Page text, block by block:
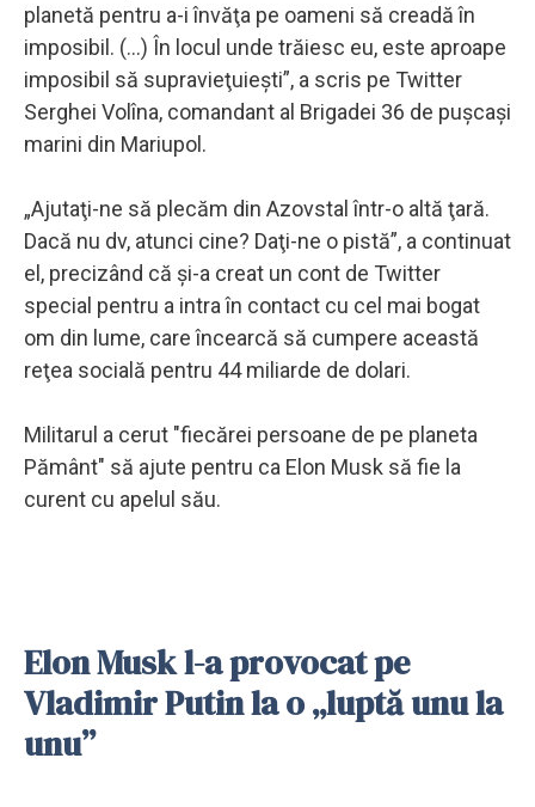
planetă pentru a-i învăţa pe oameni să creadă în
imposibil. (...) În locul unde trăiesc eu, este aproape
imposibil să supravieţuieşti”, a scris pe Twitter
Serghei Volîna, comandant al Brigadei 36 de puşcaşi
marini din Mariupol.
„Ajutaţi-ne să plecăm din Azovstal într-o altă ţară.
Dacă nu dv, atunci cine? Daţi-ne o pistă”, a continuat
el, precizând că şi-a creat un cont de Twitter
special pentru a intra în contact cu cel mai bogat
om din lume, care încearcă să cumpere această
reţea socială pentru 44 miliarde de dolari.
Militarul a cerut "fiecărei persoane de pe planeta
Pământ" să ajute pentru ca Elon Musk să fie la
curent cu apelul său.
Elon Musk l-a provocat pe
Vladimir Putin la o „luptă unu la
unu”